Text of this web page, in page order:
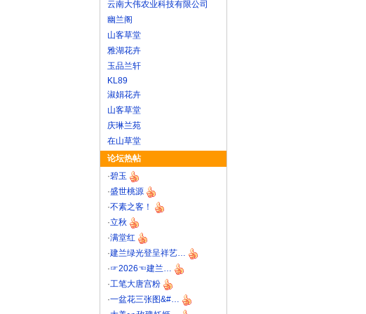
云南大伟农业科技有限公司
幽兰阁
山客草堂
雅湖花卉
玉品兰轩
KL89
淑娟花卉
山客草堂
庆琳兰苑
在山草堂
论坛热帖
·碧玉
·盛世桃源
·不素之客！
·立秋
·满堂红
·建兰绿光登呈祥艺…
·☞2026☜建兰…
·工笔大唐宫粉
·一盆花三张图&#…